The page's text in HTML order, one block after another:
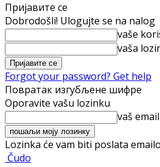
Пријавите се
Dobrodošli! Ulogujte se na nalog
vaše
vaša
Forgot your password? Get help
Повратак изгубљене шифре
Oporavite vašu lozinku
vaš email
Lozinka će vam biti poslata
Čudo